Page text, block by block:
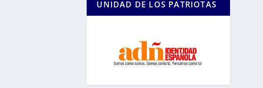
UNIDAD DE LOS PATRIOTAS